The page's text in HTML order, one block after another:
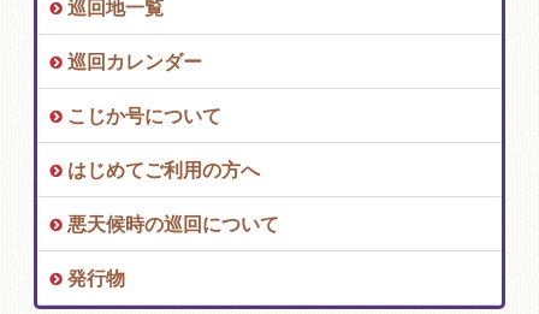
巡回地一覧
巡回カレンダー
こじか号について
はじめてご利用の方へ
悪天候時の巡回について
発行物